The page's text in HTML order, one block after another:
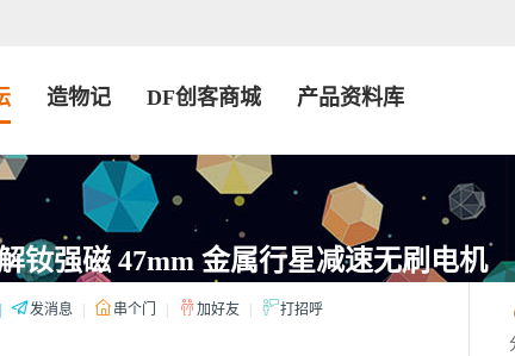
造物记 DF创客商城 产品资料库
钕强磁 47mm 金属行星减速无刷电机
发消息 串个门 加好友 打招呼